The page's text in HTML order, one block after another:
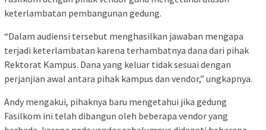
keterlambatan pembangunan gedung.
“Dalam audiensi tersebut menghasilkan jawaban mengapa
terjadi keterlambatan karena terhambatnya dana dari pihak
Rektorat Kampus. Dana yang keluar tidak sesuai dengan
perjanjian awal antara pihak kampus dan vendor,” ungkapnya.
Andy mengakui, pihaknya baru mengetahui jika gedung
Fasilkom ini telah dibangun oleh beberapa vendor yang